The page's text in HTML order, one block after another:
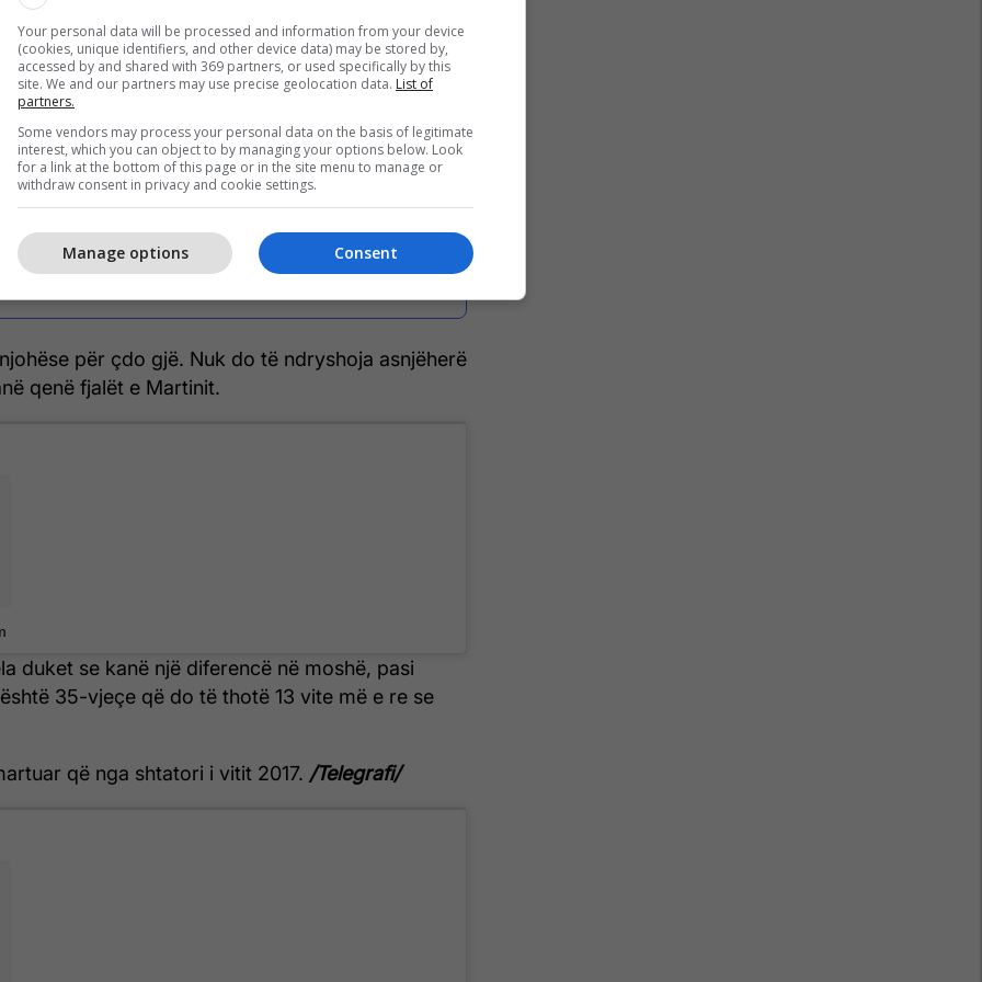
bashkëshortin tim të mrekullueshëm Dragos
e parë që të pashë, u ndjeva sikur në shtëpi. E
tënde, besimin që ke ndaj meje e po
tënd”.
"Kam qarë, nuk haja" - Angela
Martini rrëfen për televizionin
rumun tmerrin që përjetoi pas
Greqi
për çdo gjë. Nuk do të ndryshoja asnjëherë
qenë fjalët e Martinit.
duket se kanë një diferencë në moshë, pasi
35-vjeçe që do të thotë 13 vite më e re se
që nga shtatori i vitit 2017. /Telegrafi/
Your personal data will be processed and information from your device
(cookies, unique identifiers, and other device data) may be stored by,
accessed by and shared with 369 partners, or used specifically by this
site. We and our partners may use precise geolocation data. List of
partners.
Some vendors may process your personal data on the basis of legitimate
interest, which you can object to by managing your options below. Look
for a link at the bottom of this page or in the site menu to manage or
withdraw consent in privacy and cookie settings.
Consent
Manage options